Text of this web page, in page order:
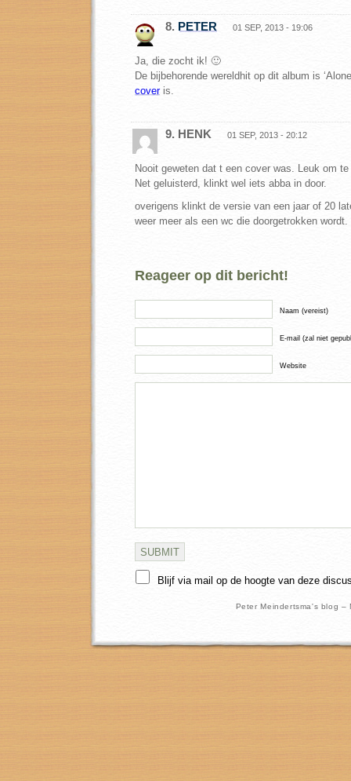
8. PETER 01 SEP, 2013 - 19:06
Ja, die zocht ik! 🙂
De bijbehorende wereldhit op dit album is
coveris.
9. HENK 01 SEP, 2013 - 20:12
Nooit geweten dat t een cover was. Leuk om
Net geluisterd, klinkt wel iets abba in door.
overigens klinkt de versie van een jaar of 20
weer meer als een wc die doorgetrokken wordt.
Reageer op dit bericht!
Naam (vereist)
E-mail (zal niet
Website
Blijf via mail op de hoogte van deze
Peter Meindertsma's blog